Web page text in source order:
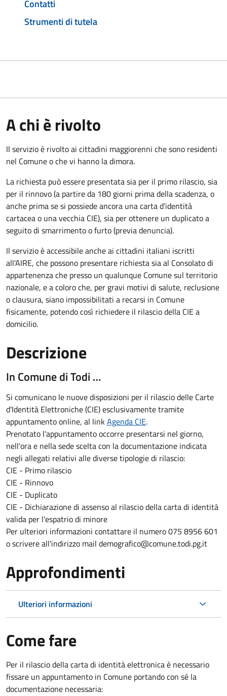
Contatti
Strumenti di tutela
A chi è rivolto
Il servizio è rivolto ai cittadini maggiorenni che sono residenti
nel Comune o che vi hanno la dimora.
La richiesta può essere presentata sia per il primo rilascio, sia
per il rinnovo (a partire da 180 giorni prima della scadenza, o
anche prima se si possiede ancora una carta d'identità
cartacea o una vecchia CIE), sia per ottenere un duplicato a
seguito di smarrimento o furto (previa denuncia).
Il servizio è accessibile anche ai cittadini italiani iscritti
all'AIRE, che possono presentare richiesta sia al Consolato di
appartenenza che presso un qualunque Comune sul territorio
nazionale, e a coloro che, per gravi motivi di salute, reclusione
o clausura, siano impossibilitati a recarsi in Comune
fisicamente, potendo così richiedere il rilascio della CIE a
domicilio.
Descrizione
In Comune di Todi …
Si comunicano le nuove disposizioni per il rilascio delle Carte
d'Identità Elettroniche (CIE) esclusivamente tramite
appuntamento online, al linkAgenda CIE.
Prenotato l'appuntamento occorre presentarsi nel giorno,
nell'ora e nella sede scelta con la documentazione indicata
negli allegati relativi alle diverse tipologie di rilascio:
CIE - Primo rilascio
CIE - Rinnovo
CIE - Duplicato
CIE - Dichiarazione di assenso al rilascio della carta di identità
valida per l'espatrio di minore
Per ulteriori informazioni contattare il numero 075 8956 601
o scrivere all'indirizzo mail demografico@comune.todi.pg.it
Approfondimenti
Ulteriori informazioni
Come fare
Per il rilascio della carta di identità elettronica è necessario
fissare un appuntamento in Comune portando con sé la
documentazione necessaria: